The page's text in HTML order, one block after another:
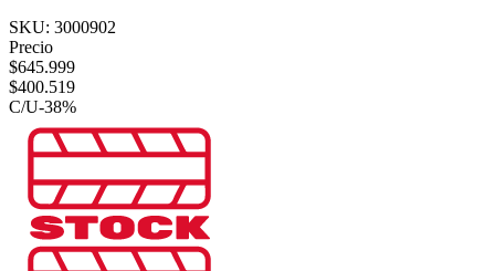
SKU: 3000902
Precio
$645.999
$400.519
C/U-38%